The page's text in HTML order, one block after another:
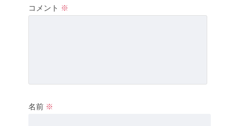
コメント ※
名前 ※